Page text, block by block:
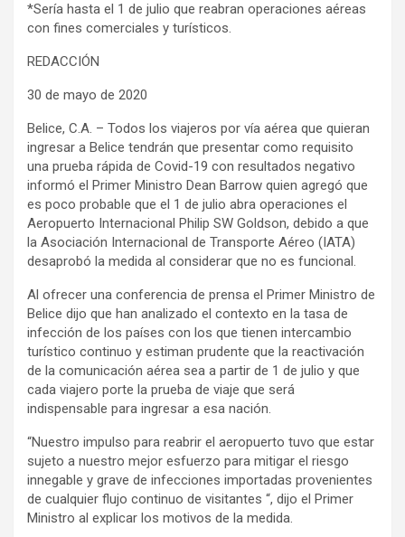
*Sería hasta el 1 de julio que reabran operaciones aéreas
con fines comerciales y turísticos.
REDACCIÓN
30 de mayo de 2020
Belice, C.A. – Todos los viajeros por vía aérea que quieran
ingresar a Belice tendrán que presentar como requisito
una prueba rápida de Covid-19 con resultados negativo
informó el Primer Ministro Dean Barrow quien agregó que
es poco probable que el 1 de julio abra operaciones el
Aeropuerto Internacional Philip SW Goldson, debido a que
la Asociación Internacional de Transporte Aéreo (IATA)
desaprobó la medida al considerar que no es funcional.
Al ofrecer una conferencia de prensa el Primer Ministro de
Belice dijo que han analizado el contexto en la tasa de
infección de los países con los que tienen intercambio
turístico continuo y estiman prudente que la reactivación
de la comunicación aérea sea a partir de 1 de julio y que
cada viajero porte la prueba de viaje que será
indispensable para ingresar a esa nación.
“Nuestro impulso para reabrir el aeropuerto tuvo que estar
sujeto a nuestro mejor esfuerzo para mitigar el riesgo
innegable y grave de infecciones importadas provenientes
de cualquier flujo continuo de visitantes “, dijo el Primer
Ministro al explicar los motivos de la medida.